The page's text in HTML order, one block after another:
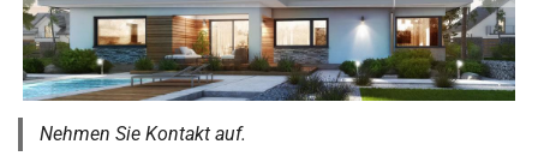
Nehmen Sie Kontakt auf.